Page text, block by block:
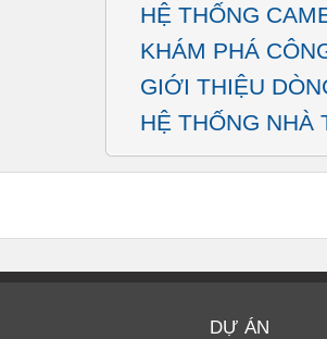
HỆ THỐNG
KHÁM PHÁ
GIỚI THIỆU
HỆ THỐNG NHÀ
DỰ ÁN